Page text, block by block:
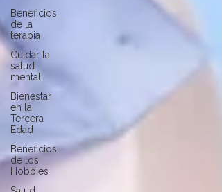
Beneficios
de la
terapia
Cuidar la
salud
mental
Bienestar
en la
Tercera
Edad
Beneficios
de los
Hobbies